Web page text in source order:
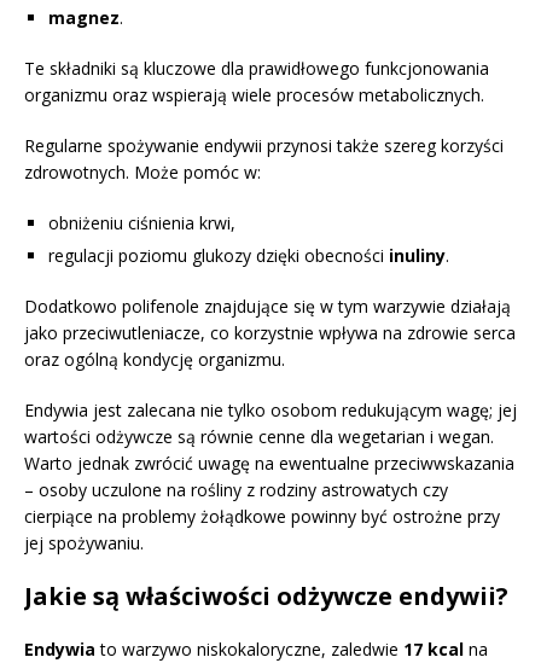
magnez.
Te składniki są kluczowe dla prawidłowego funkcjonowania
organizmu oraz wspierają wiele procesów metabolicznych.
Regularne spożywanie endywii przynosi także szereg korzyści
zdrowotnych. Może pomóc w:
obniżeniu ciśnienia krwi,
regulacji poziomu glukozy dzięki obecności inuliny.
Dodatkowo polifenole znajdujące się w tym warzywie działają
jako przeciwutleniacze, co korzystnie wpływa na zdrowie serca
oraz ogólną kondycję organizmu.
Endywia jest zalecana nie tylko osobom redukującym wagę; jej
wartości odżywcze są równie cenne dla wegetarian i wegan.
Warto jednak zwrócić uwagę na ewentualne przeciwwskazania
– osoby uczulone na rośliny z rodziny astrowatych czy
cierpiące na problemy żołądkowe powinny być ostrożne przy
jej spożywaniu.
Jakie są właściwości odżywcze endywii?
Endywia to warzywo niskokaloryczne, zaledwie 17 kcal na